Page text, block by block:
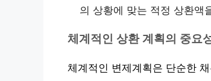
의 상황에 맞는 적정 상환액
체계적인 상환 계획의 중요
체계적인 변제계획은 단순한